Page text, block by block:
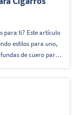
para ti? Este artículo
estilos para uno,
de cuero para